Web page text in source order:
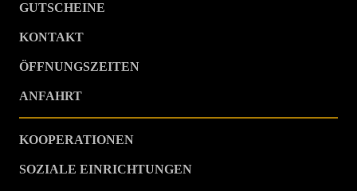
GUTSCHEINE
KONTAKT
ÖFFNUNGSZEITEN
ANFAHRT
KOOPERATIONEN
SOZIALE EINRICHTUNGEN